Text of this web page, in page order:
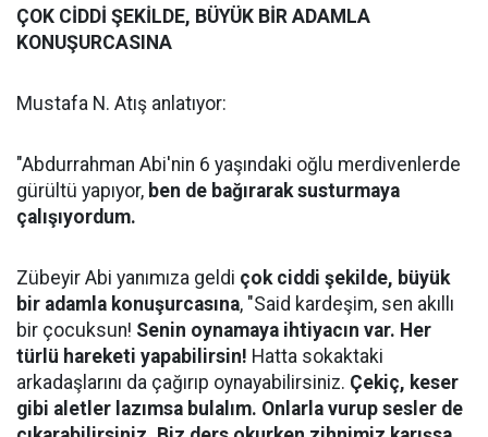
ÇOK CİDDİ ŞEKİLDE, BÜYÜK BİR ADAMLA
KONUŞURCASINA
Mustafa N. Atış anlatıyor:
"Abdurrahman Abi'nin 6 yaşındaki oğlu merdivenlerde
gürültü yapıyor, ben de bağırarak susturmaya
çalışıyordum.
Zübeyir Abi yanımıza geldi çok ciddi şekilde, büyük
bir adamla konuşurcasına, "Said kardeşim, sen akıllı
bir çocuksun! Senin oynamaya ihtiyacın var. Her
türlü hareketi yapabilirsin! Hatta sokaktaki
arkadaşlarını da çağırıp oynayabilirsiniz. Çekiç, keser
gibi aletler lazımsa bulalım. Onlarla vurup sesler de